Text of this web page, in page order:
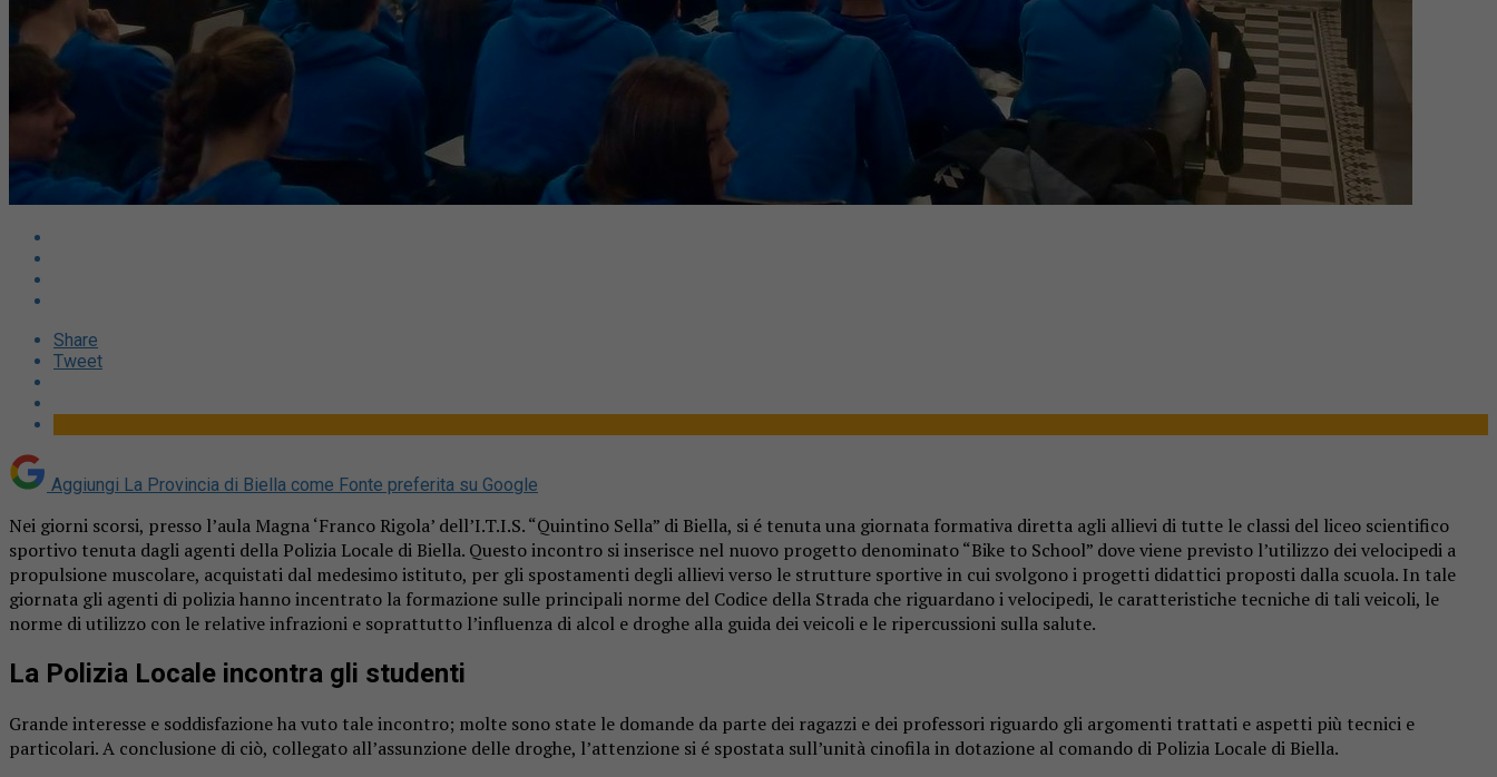
Share
Tweet
Aggiungi La Provincia di Biella come Fonte preferita su Google
Nei giorni scorsi, presso l’aula Magna ‘Franco Rigola’ dell’I.T.I.S. “Quintino Sella” di Biella, si é tenuta una giornata formativa diretta agli allievi di tutte le classi del liceo scientifico
sportivo tenuta dagli agenti della Polizia Locale di Biella. Questo incontro si inserisce nel nuovo progetto denominato “Bike to School” dove viene previsto l’utilizzo dei velocipedi a
propulsione muscolare, acquistati dal medesimo istituto, per gli spostamenti degli allievi verso le strutture sportive in cui svolgono i progetti didattici proposti dalla scuola. In tale
giornata gli agenti di polizia hanno incentrato la formazione sulle principali norme del Codice della Strada che riguardano i velocipedi, le caratteristiche tecniche di tali veicoli, le
norme di utilizzo con le relative infrazioni e soprattutto l’influenza di alcol e droghe alla guida dei veicoli e le ripercussioni sulla salute.
La Polizia Locale incontra gli studenti
Grande interesse e soddisfazione ha vuto tale incontro; molte sono state le domande da parte dei ragazzi e dei professori riguardo gli argomenti trattati e aspetti più tecnici e
particolari. A conclusione di ciò, collegato all’assunzione delle droghe, l’attenzione si é spostata sull’unità cinofila in dotazione al comando di Polizia Locale di Biella.